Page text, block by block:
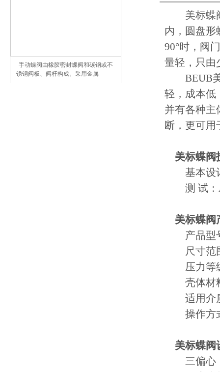
美标蝶
内，圆盘形
90°时，阀
量轻，只由
BEUB美
轻，成本低
并有各种主
断，更可
美标蝶阀
基本设
测 试：
美标蝶阀
产品型号
尺寸范
压力等级
壳体材
适用介质
操作方式
美标蝶阀
三偏心
手动蝶阀由橡胶密封蝶阀和碳钢或不
锈钢阀板、阀杆构成。采用金属